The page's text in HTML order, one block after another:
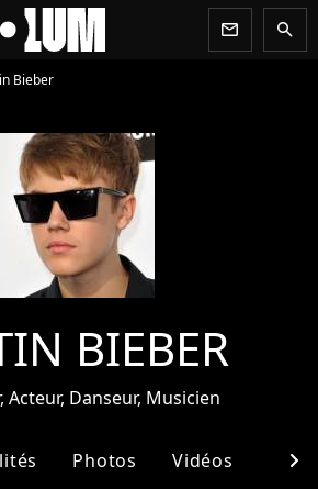
newsletter search
Bieber
BIEBER
Acteur, Danseur, Musicien
Photos Vidéos chevron_right